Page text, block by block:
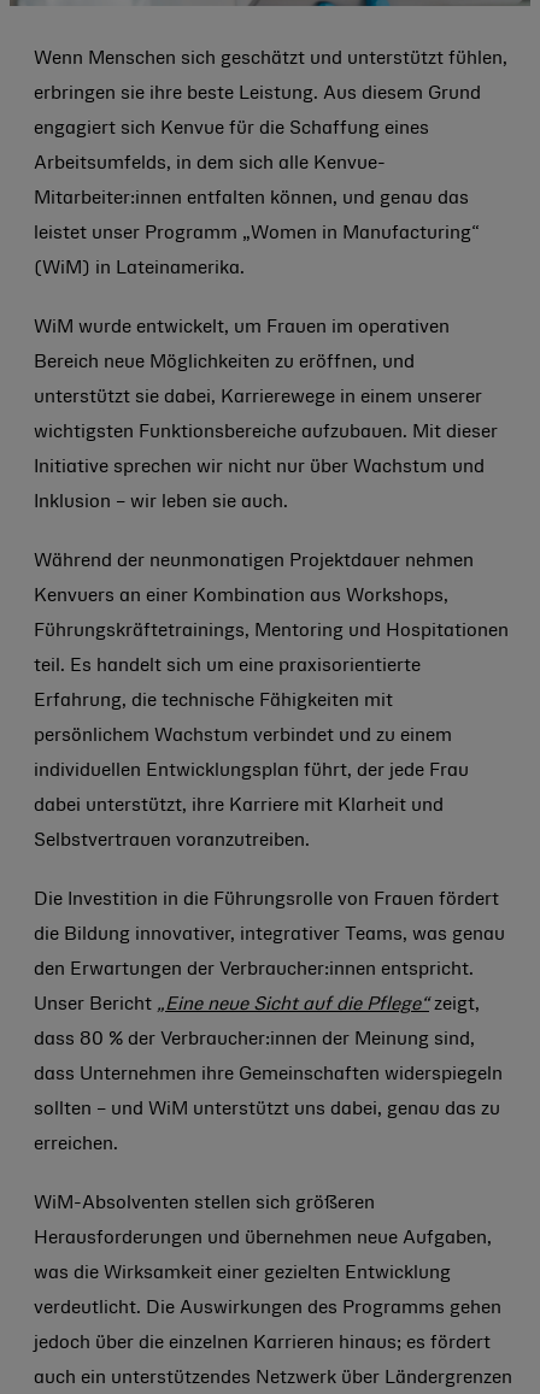
Wenn Menschen sich geschätzt und unterstützt fühlen,
erbringen sie ihre beste Leistung. Aus diesem Grund
engagiert sich Kenvue für die Schaffung eines
Arbeitsumfelds, in dem sich alle Kenvue-
Mitarbeiter:innen entfalten können, und genau das
leistet unser Programm „Women in Manufacturing“
(WiM) in Lateinamerika.
WiM wurde entwickelt, um Frauen im operativen
Bereich neue Möglichkeiten zu eröffnen, und
unterstützt sie dabei, Karrierewege in einem unserer
wichtigsten Funktionsbereiche aufzubauen. Mit dieser
Initiative sprechen wir nicht nur über Wachstum und
Inklusion – wir leben sie auch.
Während der neunmonatigen Projektdauer nehmen
Kenvuers an einer Kombination aus Workshops,
Führungskräftetrainings, Mentoring und Hospitationen
teil. Es handelt sich um eine praxisorientierte
Erfahrung, die technische Fähigkeiten mit
persönlichem Wachstum verbindet und zu einem
individuellen Entwicklungsplan führt, der jede Frau
dabei unterstützt, ihre Karriere mit Klarheit und
Selbstvertrauen voranzutreiben.
Die Investition in die Führungsrolle von Frauen fördert
die Bildung innovativer, integrativer Teams, was genau
den Erwartungen der Verbraucher:innen entspricht.
Unser Bericht „Eine neue Sicht auf die Pflege“zeigt,
dass 80 % der Verbraucher:innen der Meinung sind,
dass Unternehmen ihre Gemeinschaften widerspiegeln
sollten – und WiM unterstützt uns dabei, genau das zu
erreichen.
WiM-Absolventen stellen sich größeren
Herausforderungen und übernehmen neue Aufgaben,
was die Wirksamkeit einer gezielten Entwicklung
verdeutlicht. Die Auswirkungen des Programms gehen
jedoch über die einzelnen Karrieren hinaus; es fördert
auch ein unterstützendes Netzwerk über Ländergrenzen